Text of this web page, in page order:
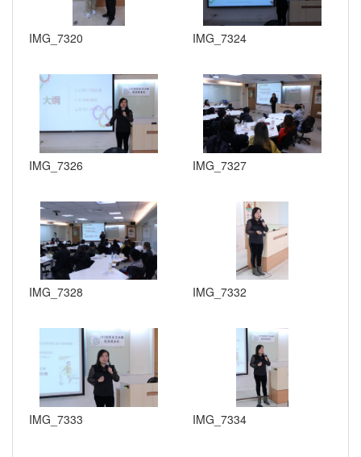
IMG_7320 IMG_7324
IMG_7326 IMG_7327
IMG_7328 IMG_7332
IMG_7333 IMG_7334